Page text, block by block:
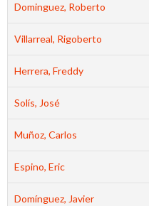
Dominguez, Roberto
Villarreal, Rigoberto
Herrera, Freddy
Solís, José
Muñoz, Carlos
Espino, Eric
Domínguez, Javier